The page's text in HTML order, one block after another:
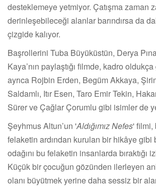
desteklemeye yetmiyor. Çatışma zaman
derinleşebileceği alanlar barındırsa da
çizgide kalıyor.
Başrollerini Tuba Büyüküstün, Derya
Kaya’nın paylaştığı filmde, kadro
ayrıca Rojbin Erden, Begüm Akkaya,
Saldamlı, Itır Esen, Taro Emir Tekin,
Sürer ve Çağlar Çorumlu gibi isimler de
Şeyhmus Altun’un 'Aldığımız Nefes' filmi,
felaketin ardından kurulan bir hikâye gibi
odağını bu felaketin insanlarda bıraktığı
Küçük bir çocuğun gözünden ilerleyen
olanı büyütmek yerine daha sessiz bir